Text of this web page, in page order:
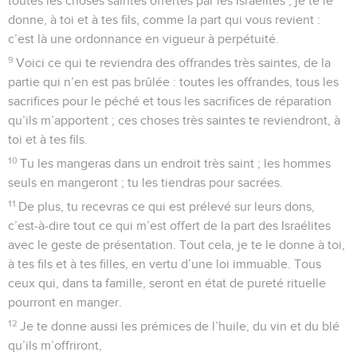
donne, à toi et à tes fils, comme la part qui vous revient :
c’est là une ordonnance en vigueur à perpétuité.
9 Voici ce qui te reviendra des offrandes très saintes, de la
partie qui n’en est pas brûlée : toutes les offrandes, tous les
sacrifices pour le péché et tous les sacrifices de réparation
qu’ils m’apportent ; ces choses très saintes te reviendront, à
toi et à tes fils.
10 Tu les mangeras dans un endroit très saint ; les hommes
seuls en mangeront ; tu les tiendras pour sacrées.
11 De plus, tu recevras ce qui est prélevé sur leurs dons,
c’est-à-dire tout ce qui m’est offert de la part des Israélites
avec le geste de présentation. Tout cela, je te le donne à toi,
à tes fils et à tes filles, en vertu d’une loi immuable. Tous
ceux qui, dans ta famille, seront en état de pureté rituelle
pourront en manger.
12 Je te donne aussi les prémices de l’huile, du vin et du blé
qu’ils m’offriront,